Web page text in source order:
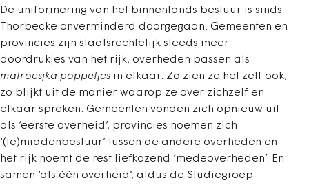
De uniformering van het binnenlands bestuur is sinds
Thorbecke onverminderd doorgegaan. Gemeenten en
provincies zijn staatsrechtelijk steeds meer
doordrukjes van het rijk; overheden passen als
matroesjka poppetjes in elkaar. Zo zien ze het zelf ook,
zo blijkt uit de manier waarop ze over zichzelf en
elkaar spreken. Gemeenten vonden zich opnieuw uit
als ‘eerste overheid’, provincies noemen zich
‘(te)middenbestuur’ tussen de andere overheden en
het rijk noemt de rest liefkozend ‘medeoverheden’. En
samen ‘als één overheid’, aldus de Studiegroep